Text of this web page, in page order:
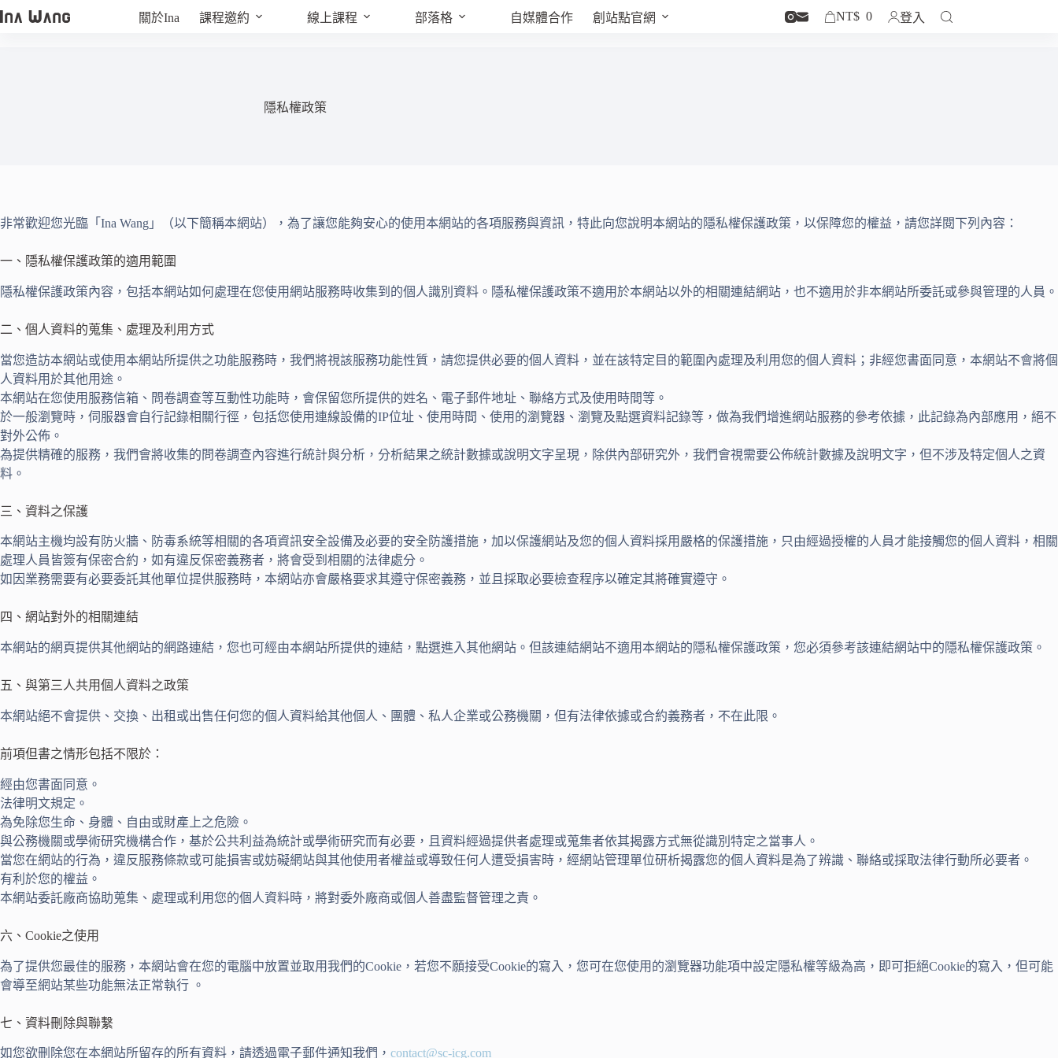
關於Ina 課程邀約 線上課程 部落格 自媒體合作 創站點官網 NT$ 0 登入
隱私權政策
非常歡迎您光臨「Ina Wang」（以下簡稱本網站），為了讓您能夠安心的使用本網站的各項服務與資訊，特此向您說明本網站的隱私權保護政策，以保障您的權益，請您詳閱下列內容：
一、隱私權保護政策的適用範圍
隱私權保護政策內容，包括本網站如何處理在您使用網站服務時收集到的個人識別資料。隱私權保護政策不適用於本網站以外的相關連結網站，也不適用於非本網站所委託或參與管理的人員。
二、個人資料的蒐集、處理及利用方式
當您造訪本網站或使用本網站所提供之功能服務時，我們將視該服務功能性質，請您提供必要的個人資料，並在該特定目的範圍內處理及利用您的個人資料；非經您書面同意，本網站不會將個
人資料用於其他用途。
本網站在您使用服務信箱、問卷調查等互動性功能時，會保留您所提供的姓名、電子郵件地址、聯絡方式及使用時間等。
於一般瀏覽時，伺服器會自行記錄相關行徑，包括您使用連線設備的IP位址、使用時間、使用的瀏覽器、瀏覽及點選資料記錄等，做為我們增進網站服務的參考依據，此記錄為內部應用，絕不
對外公佈。
為提供精確的服務，我們會將收集的問卷調查內容進行統計與分析，分析結果之統計數據或說明文字呈現，除供內部研究外，我們會視需要公佈統計數據及說明文字，但不涉及特定個人之資
料。
三、資料之保護
本網站主機均設有防火牆、防毒系統等相關的各項資訊安全設備及必要的安全防護措施，加以保護網站及您的個人資料採用嚴格的保護措施，只由經過授權的人員才能接觸您的個人資料，相關
處理人員皆簽有保密合約，如有違反保密義務者，將會受到相關的法律處分。
如因業務需要有必要委託其他單位提供服務時，本網站亦會嚴格要求其遵守保密義務，並且採取必要檢查程序以確定其將確實遵守。
四、網站對外的相關連結
本網站的網頁提供其他網站的網路連結，您也可經由本網站所提供的連結，點選進入其他網站。但該連結網站不適用本網站的隱私權保護政策，您必須參考該連結網站中的隱私權保護政策。
五、與第三人共用個人資料之政策
本網站絕不會提供、交換、出租或出售任何您的個人資料給其他個人、團體、私人企業或公務機關，但有法律依據或合約義務者，不在此限。
前項但書之情形包括不限於：
經由您書面同意。
法律明文規定。
為免除您生命、身體、自由或財產上之危險。
與公務機關或學術研究機構合作，基於公共利益為統計或學術研究而有必要，且資料經過提供者處理或蒐集者依其揭露方式無從識別特定之當事人。
當您在網站的行為，違反服務條款或可能損害或妨礙網站與其他使用者權益或導致任何人遭受損害時，經網站管理單位研析揭露您的個人資料是為了辨識、聯絡或採取法律行動所必要者。
有利於您的權益。
本網站委託廠商協助蒐集、處理或利用您的個人資料時，將對委外廠商或個人善盡監督管理之責。
六、Cookie之使用
為了提供您最佳的服務，本網站會在您的電腦中放置並取用我們的Cookie，若您不願接受Cookie的寫入，您可在您使用的瀏覽器功能項中設定隱私權等級為高，即可拒絕Cookie的寫入，但可能
會導至網站某些功能無法正常執行 。
七、資料刪除與聯繫
如您欲刪除您在本網站所留存的所有資料，請透過電子郵件通知我們， contact@sc-icg.com